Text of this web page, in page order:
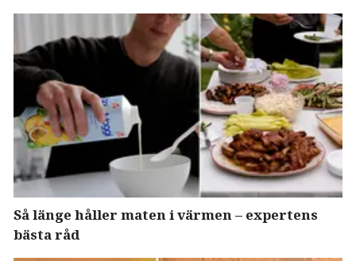
Så länge håller maten i värmen – expertens
bästa råd